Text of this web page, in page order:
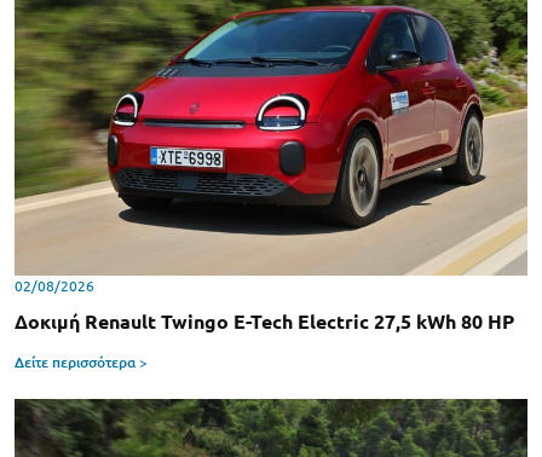
02/08/2026
Δοκιμή Renault Twingo E-Tech Electric 27,5 kWh 80 HP
Δείτε περισσότερα >